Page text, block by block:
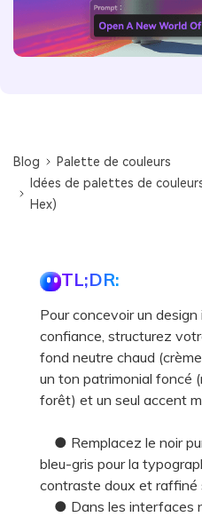
Blog
Palette de couleurs
Idées de palettes de
Hex)
TL;DR:
Pour concevoir un
confiance, structurez
fond neutre chaud
un ton patrimonial foncé
forêt) et un seul accent
● Remplacez le noir
bleu-gris pour la
contraste doux et raffiné
● Dans les interfaces